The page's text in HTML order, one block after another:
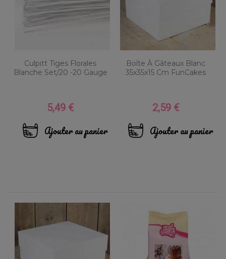
Culpitt Tiges Florales
Blanche Set/20 -20 Gauge
Prix
5,49 €
Ajouter au panier
Boîte À Gâteaux Blanc
35x35x15 Cm FunCakes
Prix
2,59 €
Ajouter au panier